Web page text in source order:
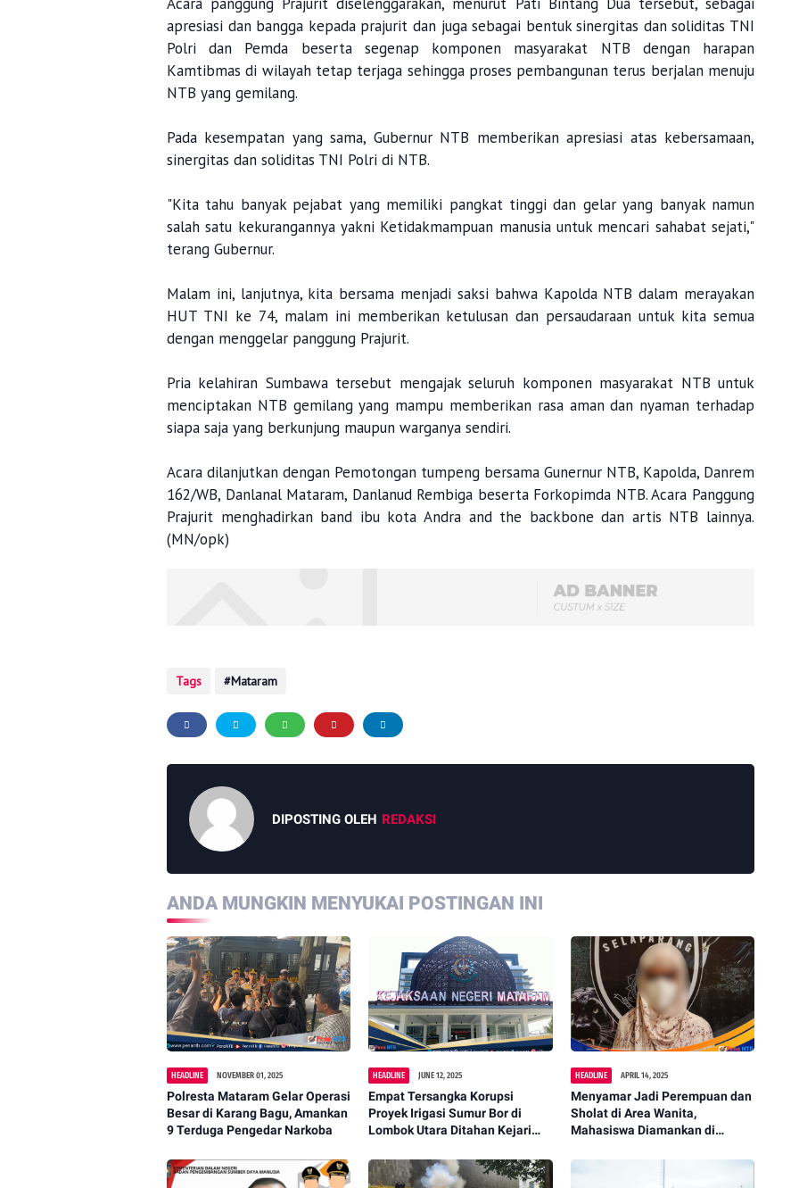
apresiasi dan bangga kepada prajurit dan juga sebagai bentuk sinergitas dan soliditas TNI
Polri dan Pemda beserta segenap komponen masyarakat NTB dengan harapan
Kamtibmas di wilayah tetap terjaga sehingga proses pembangunan terus berjalan menuju
NTB yang gemilang.
Pada kesempatan yang sama, Gubernur NTB memberikan apresiasi atas kebersamaan,
sinergitas dan soliditas TNI Polri di NTB.
"Kita tahu banyak pejabat yang memiliki pangkat tinggi dan gelar yang banyak namun
salah satu kekurangannya yakni Ketidakmampuan manusia untuk mencari sahabat sejati,"
terang Gubernur.
Malam ini, lanjutnya, kita bersama menjadi saksi bahwa Kapolda NTB dalam merayakan
HUT TNI ke 74, malam ini memberikan ketulusan dan persaudaraan untuk kita semua
dengan menggelar panggung Prajurit.
Pria kelahiran Sumbawa tersebut mengajak seluruh komponen masyarakat NTB untuk
menciptakan NTB gemilang yang mampu memberikan rasa aman dan nyaman terhadap
siapa saja yang berkunjung maupun warganya sendiri.
Acara dilanjutkan dengan Pemotongan tumpeng bersama Gunernur NTB, Kapolda, Danrem
162/WB, Danlanal Mataram, Danlanud Rembiga beserta Forkopimda NTB. Acara Panggung
Prajurit menghadirkan band ibu kota Andra and the backbone dan artis NTB lainnya.
(MN/opk)
Tags Mataram
DIPOSTING OLEH REDAKSI
ANDA MUNGKIN MENYUKAI POSTINGAN INI
HEADLINE NOVEMBER 01, 2025
Polresta Mataram Gelar Operasi
Besar di Karang Bagu, Amankan
9 Terduga Pengedar Narkoba
HEADLINE JUNE 12, 2025
Empat Tersangka Korupsi
Proyek Irigasi Sumur Bor di
Lombok Utara Ditahan Kejari
HEADLINE APRIL 14, 2025
Menyamar Jadi Perempuan dan
Sholat di Area Wanita,
Mahasiswa Diamankan di
PENANTB